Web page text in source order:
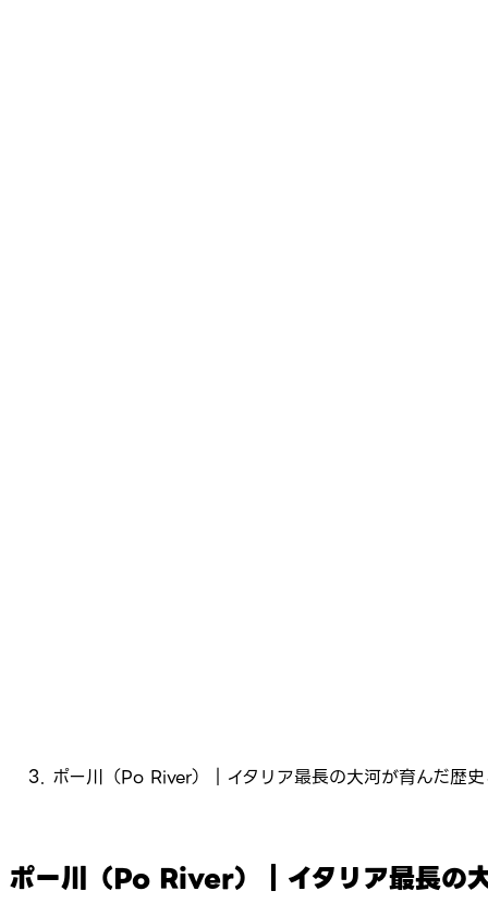
ポー川（Po River）｜イタリア最長の大河が育んだ歴
ポー川（Po River）｜イタリア最長の